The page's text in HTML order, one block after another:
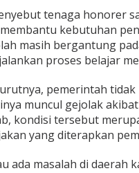
a
h
C
a
r
S
o
l
u
s
tenaga honorer
kebutuhan
masih bergantung
proses belajar
pemerintah
muncul gejolak
kondisi tersebut
yang diterapkan
ada masalah di daerah